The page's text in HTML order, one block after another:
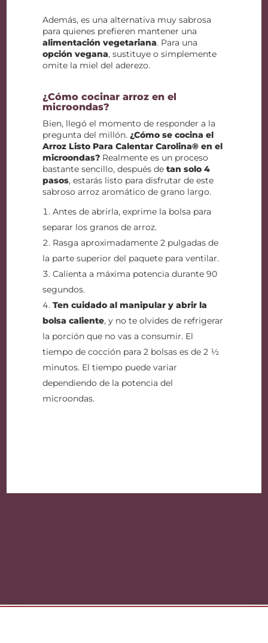
Además, es una alternativa muy sabrosa
para quienes prefieren mantener una
alimentación vegetariana. Para una
opción vegana, sustituye o simplemente
omite la miel del aderezo.
¿Cómo cocinar arroz en el
microondas?
Bien, llegó el momento de responder a la
pregunta del millón.¿Cómo se cocina el
Arroz Listo Para Calentar Carolina® en el
microondas? Realmente es un proceso
bastante sencillo, después detan solo 4
pasos, estarás listo para disfrutar de este
sabroso arroz aromático de grano largo.
Antes de abrirla, exprime la bolsa para
separar los granos de arroz.
Rasga aproximadamente 2 pulgadas de
la parte superior del paquete para ventilar.
Calienta a máxima potencia durante 90
segundos.
Ten cuidado al manipular y abrir la
bolsa caliente, y no te olvides de refrigerar
la porción que no vas a consumir. El
tiempo de cocción para 2 bolsas es de 2 ½
minutos. El tiempo puede variar
dependiendo de la potencia del
microondas.